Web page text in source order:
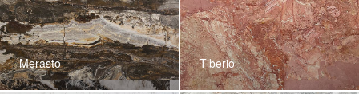
Merasto Tiberio